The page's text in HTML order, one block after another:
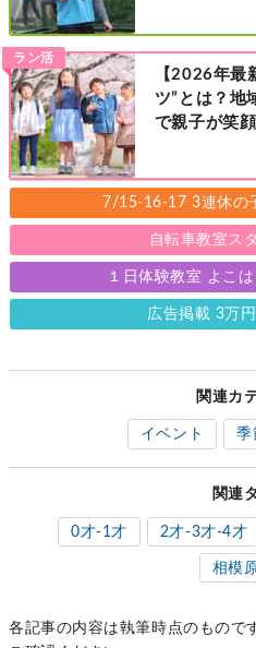
ラン活
【2026年最
ツ”とは？地
で親子が笑
店・町田店
7/15-16-17 3連休の
自転車教室ス
１日体験教室 よこ
広告掲載 3万
関連カ
イベント 季
関連
0才-1才 2才-3才-4才
相模
各記事の内容は執筆時点のもので